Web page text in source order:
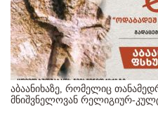
აბაანიხაზე, რომელიც
მნიშვნელოვან რელიგიურ-